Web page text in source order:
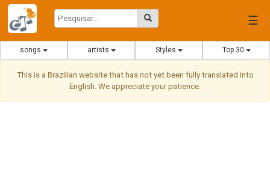
☰
songs artists Styles Top 30
This is a Brazilian website that has not yet been fully translated into
English. We appreciate your patience.